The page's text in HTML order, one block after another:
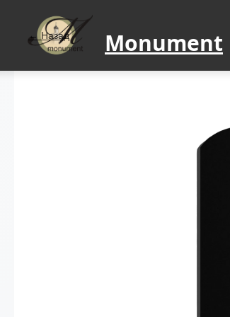
Назад Monument